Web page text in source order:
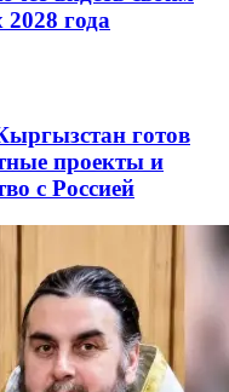
года
готов
проекты и
с Россией